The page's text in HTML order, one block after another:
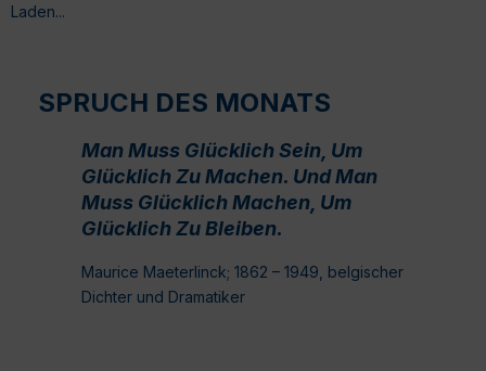
Laden...
SPRUCH DES MONATS
Man Muss Glücklich Sein, Um
Glücklich Zu Machen. Und Man
Muss Glücklich Machen, Um
Glücklich Zu Bleiben.
Maurice Maeterlinck; 1862 – 1949, belgischer
Dichter und Dramatiker